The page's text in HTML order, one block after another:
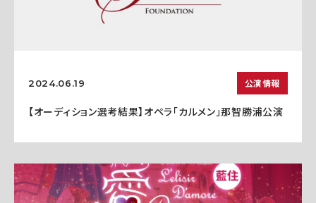
2024.06.19 公演情報
【オーディション選考結果】オペラ「カルメン」那智勝浦公演